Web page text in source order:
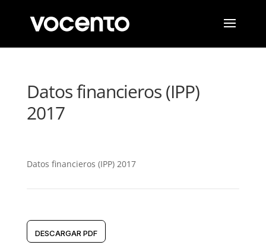
Datos financieros (IPP)
2017
Datos financieros (IPP) 2017
DESCARGAR PDF